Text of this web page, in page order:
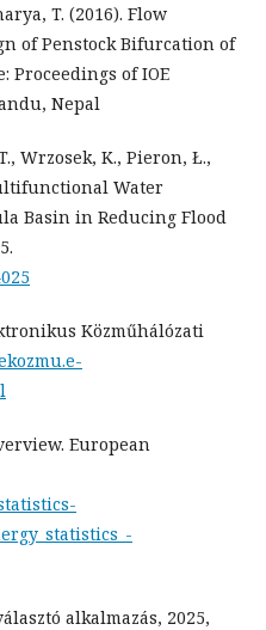
T. (2016). Flow
of Penstock Bifurcation of
Proceedings of IOE
Nepal
Wrzosek, K., Pieron, Ł.,
Water
Basin in Reducing Flood
Közműhálózati
European
alkalmazás, 2025,